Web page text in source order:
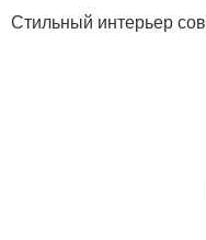
Стильный интерьер